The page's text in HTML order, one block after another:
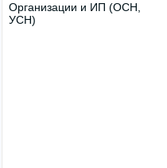
Организации и ИП (ОСН,
УСН)